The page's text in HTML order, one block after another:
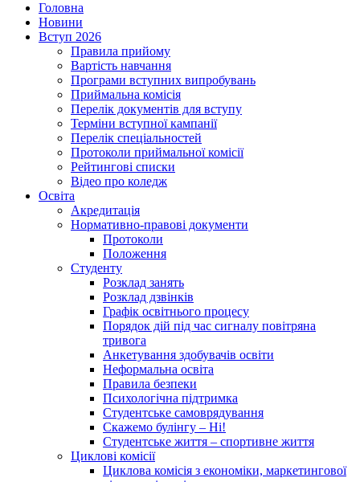
Головна
Новини
Вступ 2026
Правила прийому
Вартість навчання
Програми вступних випробувань
Приймальна комісія
Перелік документів для вступу
Терміни вступної кампанії
Перелік спеціальностей
Протоколи приймальної комісії
Рейтингові списки
Відео про коледж
Освіта
Акредитація
Нормативно-правові документи
Протоколи
Положення
Студенту
Розклад занять
Розклад дзвінків
Графік освітнього процесу
Порядок дій під час сигналу повітряна
тривога
Анкетування здобувачів освіти
Неформальна освіта
Правила безпеки
Психологічна підтримка
Студентське самоврядування
Скажемо булінгу – Ні!
Студентське життя – спортивне життя
Циклові комісії
Циклова комісія з економіки, маркетингової